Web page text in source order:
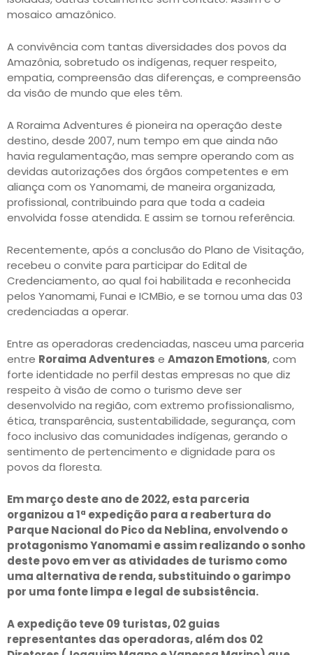
mosaico amazônico.
A convivência com tantas diversidades dos povos da
Amazônia, sobretudo os indígenas, requer respeito,
empatia, compreensão das diferenças, e compreensão
da visão de mundo que eles têm.
A Roraima Adventures é pioneira na operação deste
destino, desde 2007, num tempo em que ainda não
havia regulamentação, mas sempre operando com as
devidas autorizações dos órgãos competentes e em
aliança com os Yanomami, de maneira organizada,
profissional, contribuindo para que toda a cadeia
envolvida fosse atendida. E assim se tornou referência.
Recentemente, após a conclusão do Plano de Visitação,
recebeu o convite para participar do Edital de
Credenciamento, ao qual foi habilitada e reconhecida
pelos Yanomami, Funai e ICMBio, e se tornou uma das 03
credenciadas a operar.
Entre as operadoras credenciadas, nasceu uma parceria
entre Roraima Adventures e Amazon Emotions, com
forte identidade no perfil destas empresas no que diz
respeito à visão de como o turismo deve ser
desenvolvido na região, com extremo profissionalismo,
ética, transparência, sustentabilidade, segurança, com
foco inclusivo das comunidades indígenas, gerando o
sentimento de pertencimento e dignidade para os
povos da floresta.
Em março deste ano de 2022, esta parceria
organizou a 1ª expedição para a reabertura do
Parque Nacional do Pico da Neblina, envolvendo o
protagonismo Yanomami e assim realizando o sonho
deste povo em ver as atividades de turismo como
uma alternativa de renda, substituindo o garimpo
por uma fonte limpa e legal de subsistência.
A expedição teve 09 turistas, 02 guias
representantes das operadoras, além dos 02